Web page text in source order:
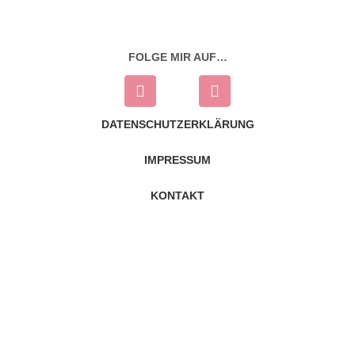
FOLGE MIR AUF…
DATENSCHUTZERKLÄRUNG
IMPRESSUM
KONTAKT